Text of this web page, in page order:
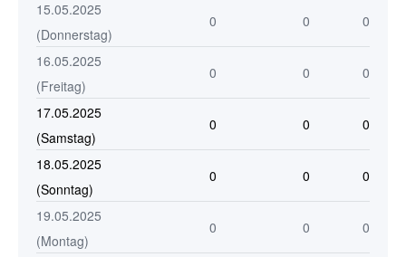
15.05.2025
(Donnerstag)
0 0 0
16.05.2025
(Freitag)
0 0 0
17.05.2025
(Samstag)
0 0 0
18.05.2025
(Sonntag)
0 0 0
19.05.2025
(Montag)
0 0 0